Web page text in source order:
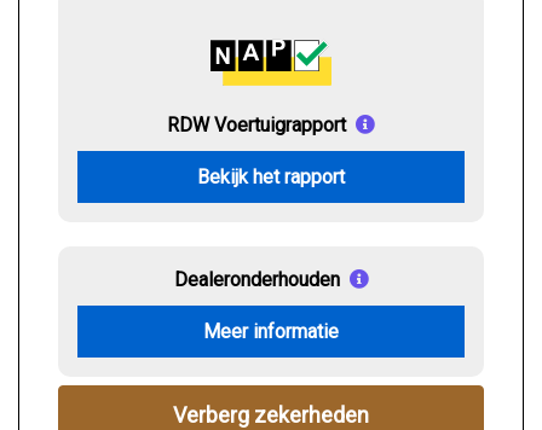
RDW Voertuigrapport
Bekijk het rapport
Dealeronderhouden
Meer informatie
Verberg zekerheden